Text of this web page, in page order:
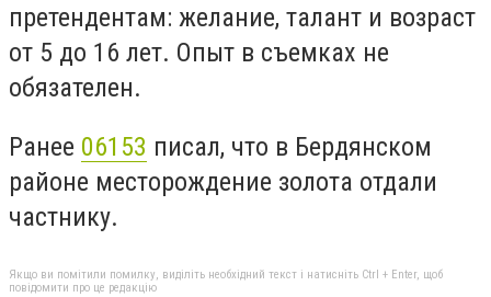
претендентам: желание, талант и возраст
от 5 до 16 лет. Опыт в съемках не
обязателен.
Ранее 06153 писал, что в Бердянском
районе месторождение золота отдали
частнику.
Якщо ви помітили помилку, виділіть необхідний текст і натисніть Ctrl + Enter, щоб
повідомити про це редакцію